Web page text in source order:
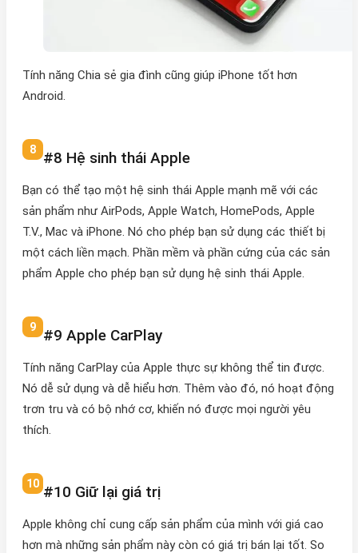
Tính năng Chia sẻ gia đình cũng giúp iPhone tốt hơn
Android.
#8 Hệ sinh thái Apple
Bạn có thể tạo một hệ sinh thái Apple mạnh mẽ với các
sản phẩm như AirPods, Apple Watch, HomePods, Apple
T.V., Mac và iPhone. Nó cho phép bạn sử dụng các thiết bị
một cách liền mạch. Phần mềm và phần cứng của các sản
phẩm Apple cho phép bạn sử dụng hệ sinh thái Apple.
#9 Apple CarPlay
Tính năng CarPlay của Apple thực sự không thể tin được.
Nó dễ sử dụng và dễ hiểu hơn. Thêm vào đó, nó hoạt động
trơn tru và có bộ nhớ cơ, khiến nó được mọi người yêu
thích.
#10 Giữ lại giá trị
Apple không chỉ cung cấp sản phẩm của mình với giá cao
hơn mà những sản phẩm này còn có giá trị bán lại tốt. So